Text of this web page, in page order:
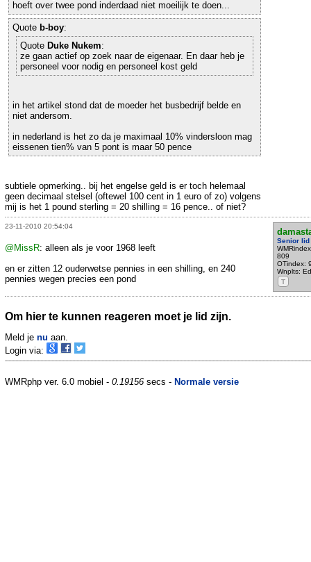
hoeft over twee pond inderdaad niet moeilijk te doen...
Quote b-boy:
Quote Duke Nukem:
ze gaan actief op zoek naar de eigenaar. En daar heb je
personeel voor nodig en personeel kost geld
in het artikel stond dat de moeder het busbedrijf belde en
niet andersom.
in nederland is het zo da je maximaal 10% vindersloon mag
eissenen tien% van 5 pont is maar 50 pence
subtiele opmerking.. bij het engelse geld is er toch helemaal
geen decimaal stelsel (oftewel 100 cent in 1 euro of zo) volgens
mij is het 1 pound sterling = 20 shilling = 16 pence.. of niet?
23-11-2010 20:54:04
Senior lid
809
OTindex:
Wnplts:
T
@MissR: alleen als je voor 1968 leeft
en er zitten 12 ouderwetse pennies in een shilling, en 240
pennies wegen precies een pond
Om hier te kunnen reageren moet je lid zijn.
Meld je nu aan.
Login via:
WMRphp ver. 6.0 mobiel - 0.19156 secs - Normale versie